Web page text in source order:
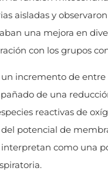
aisladas y
una mejora en
con los grupos
incremento de entre
de una
reactivas de
potencial de
como una